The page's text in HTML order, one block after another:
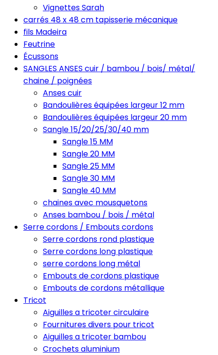
Vignettes Sarah
carrés 48 x 48 cm tapisserie mécanique
fils Madeira
Feutrine
Écussons
SANGLES ANSES cuir / bambou / bois/ métal/
chaine / poignées
Anses cuir
Bandoulières équipées largeur 12 mm
Bandoulières équipées largeur 20 mm
Sangle 15/20/25/30/40 mm
Sangle 15 MM
Sangle 20 MM
Sangle 25 MM
Sangle 30 MM
Sangle 40 MM
chaines avec mousquetons
Anses bambou / bois / métal
Serre cordons / Embouts cordons
Serre cordons rond plastique
Serre cordons long plastique
serre cordons long métal
Embouts de cordons plastique
Embouts de cordons métallique
Tricot
Aiguilles a tricoter circulaire
Fournitures divers pour tricot
Aiguilles a tricoter bambou
Crochets aluminium